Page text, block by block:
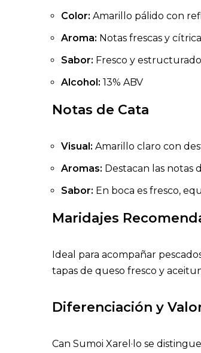
Color: Amarillo pálido con
Aroma: Notas frescas y
Sabor: Fresco y
Alcohol: 13% ABV
Notas de Cata
Visual: Amarillo claro con
Aromas: Destacan las notas
Sabor: En boca es fresco,
Maridajes
Ideal para acompañar
tapas de queso fresco y
Diferenciación y
Can Sumoi Xarel·lo se